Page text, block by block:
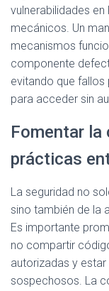
vulnerabilidades
mecánicos. Un
mecanismos
componente
evitando que
para acceder sin
Fomentar la
prácticas
La seguridad no
sino también de la
Es importante
no compartir
autorizadas y
sospechosos. La